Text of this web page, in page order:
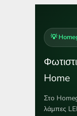
💡
Home
Στο
λάμπες